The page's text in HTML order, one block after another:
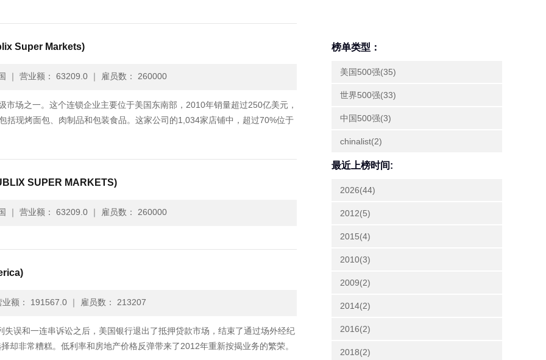
Super Markets)
｜ 营业额： 63209.0 ｜ 雇员数： 260000
场之一。这个连锁企业主要位于美国东南部，2010年销量超过250亿美元，
现烤面包、肉制品和包装食品。这家公司的1,034家店铺中，超过70%位于
SUPER MARKETS)
｜ 营业额： 63209.0 ｜ 雇员数： 260000
业额： 191567.0 ｜ 雇员数： 213207
误和一连串诉讼之后，美国银行退出了抵押贷款市场，结束了通过场外经纪
却非常糟糕。低利率和房地产价格反弹带来了2012年重新按揭业务的繁荣。
榜单类型：
美国500强(35)
世界500强(33)
中国500强(3)
chinalist(2)
最近上榜时间:
2026(44)
2012(5)
2015(4)
2010(3)
2009(2)
2014(2)
2016(2)
2018(2)